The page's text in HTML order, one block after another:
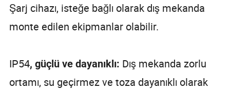
Şarj cihazı, isteğe bağlı olarak dış mekanda
monte edilen ekipmanlar olabilir.
IP54, güçlü ve dayanıklı: Dış mekanda zorlu
ortamı, su geçirmez ve toza dayanıklı olarak